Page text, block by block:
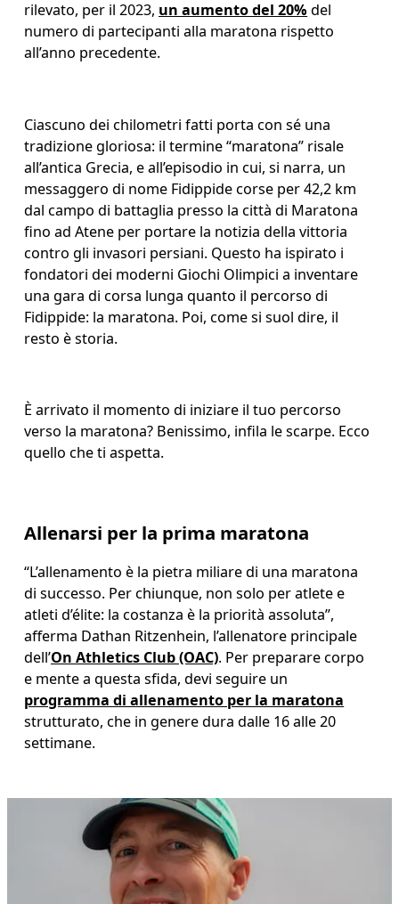
rilevato, per il 2023, un aumento del 20% del
numero di partecipanti alla maratona rispetto
all’anno precedente.
Ciascuno dei chilometri fatti porta con sé una
tradizione gloriosa: il termine “maratona” risale
all’antica Grecia, e all’episodio in cui, si narra, un
messaggero di nome Fidippide corse per 42,2 km
dal campo di battaglia presso la città di Maratona
fino ad Atene per portare la notizia della vittoria
contro gli invasori persiani. Questo ha ispirato i
fondatori dei moderni Giochi Olimpici a inventare
una gara di corsa lunga quanto il percorso di
Fidippide: la maratona. Poi, come si suol dire, il
resto è storia.
È arrivato il momento di iniziare il tuo percorso
verso la maratona? Benissimo, infila le scarpe. Ecco
quello che ti aspetta.
Allenarsi per la prima maratona
“L’allenamento è la pietra miliare di una maratona
di successo. Per chiunque, non solo per atlete e
atleti d’élite: la costanza è la priorità assoluta”,
afferma Dathan Ritzenhein, l’allenatore principale
dell’On Athletics Club (OAC). Per preparare corpo
e mente a questa sfida, devi seguire un
programma di allenamento per la maratona
strutturato, che in genere dura dalle 16 alle 20
settimane.